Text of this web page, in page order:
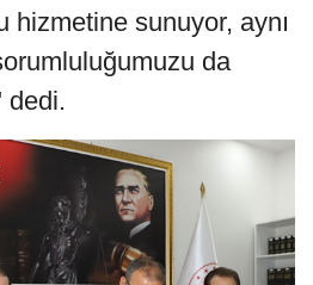
hizmetine sunuyor, aynı
da
dedi.